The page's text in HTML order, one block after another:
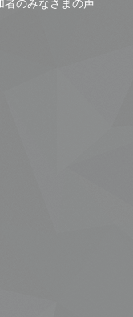
者のみなさまの声